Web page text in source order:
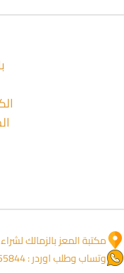
مكتبة المعز بالزمالك لشراء المنتجات : ٢ طه
وتساب وطلب اوردر : 01274755844